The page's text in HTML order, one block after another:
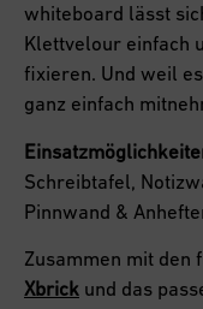
whiteboard lässt
Klettvelour einfach
fixieren. Und weil
ganz einfach
Schreibtafel,
Pinnwand &
Zusammen mit den
Xbrick und das